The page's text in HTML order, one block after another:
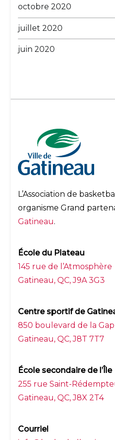
octobre 2020
juillet 2020
juin 2020
L’Association de
organisme Grand
Gatineau.
École du Plateau
145 rue de l’Atmosphère
Gatineau, QC, J9A 3G3
Centre sportif de
850 boulevard de la
Gatineau, QC, J8T 7T7
École secondaire de l’Île
255 rue Saint-
Gatineau, QC, J8X 2T4
Courriel